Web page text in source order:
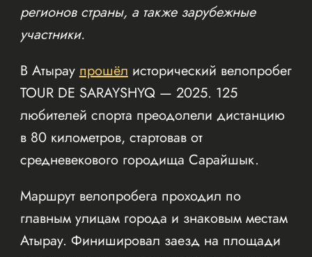
регионов страны, а также зарубежные
участники.
В Атыраупрошёлисторический велопробег
TOUR DE SARAYSHYQ — 2025. 125
любителей спорта преодолели дистанцию
в 80 километров, стартовав от
средневекового городища Сарайшык.
Маршрут велопробега проходил по
главным улицам города и знаковым местам
Атырау. Финишировал заезд на площади